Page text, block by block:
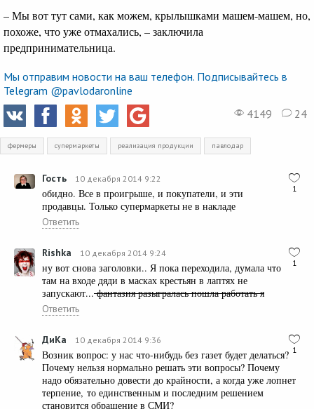
– Мы вот тут сами, как можем, крылышками машем-машем, но,
похоже, что уже отмахались, – заключила
предпринимательница.
Мы отправим новости на ваш телефон. Подписывайтесь в
Telegram @pavlodaronline
4149
24
фермеры супермаркеты реализация продукции павлодар
1
Гость 10 декабря 2014 9:22
обидно. Все в проигрыше, и покупатели, и эти
продавцы. Только супермаркеты не в накладе
Ответить
1
Rishka 10 декабря 2014 9:24
ну вот снова заголовки.. Я пока переходила, думала что
там на входе дяди в масках крестьян в лаптях не
запускают...фантазия разыгралась пошла работать я
Ответить
1
ДиКа 10 декабря 2014 9:36
Возник вопрос: у нас что-нибудь без газет будет делаться?
Почему нельзя нормально решать эти вопросы? Почему
надо обязательно довести до крайности, а когда уже лопнет
терпение, то единственным и последним решением
становится обращение в СМИ?